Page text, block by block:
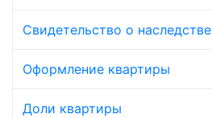
Свидетельство о наследстве
Оформление квартиры
Доли квартиры